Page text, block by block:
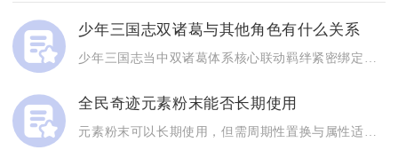
少年三国志双诸葛与其他角色有什么关系
全民奇迹元素粉末能否长期使用